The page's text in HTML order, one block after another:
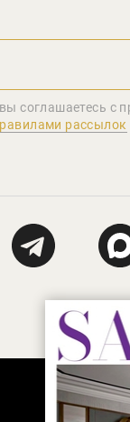
соглашаетеcь с
рассылок